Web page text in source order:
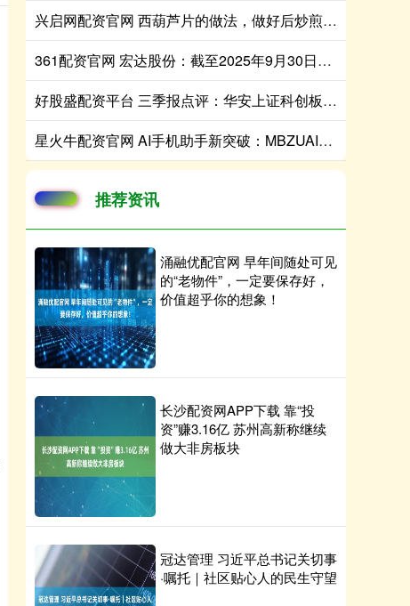
兴启网配资官网 西葫芦片的做法，做好后炒煎凉拌都好吃，清爽脆嫩
361配资官网 宏达股份：截至2025年9月30日公司股东总数为61040户
好股盛配资平台 三季报点评：华安上证科创板芯片ETF基金季度涨幅65.22%
星火牛配资官网 AI手机助手新突破：MBZUAI让手机实现看图说话和画图创作双技能
推荐资讯
涌融优配官网 早年间随处可见
的“老物件”，一定要保存好，
价值超乎你的想象！
长沙配资网APP下载 靠“投
资”赚3.16亿 苏州高新称继续
做大非房板块
冠达管理 习近平总书记关切事
·嘱托｜社区贴心人的民生守望